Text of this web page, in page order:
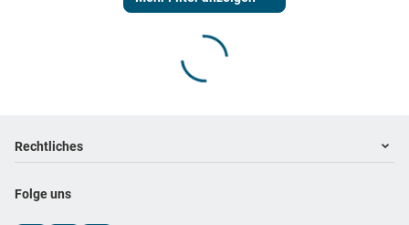
Footer navigation
Rechtliches
Folge uns